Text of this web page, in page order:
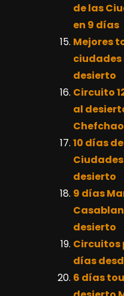
de las
en 9 días
Mejores
desierto
Circuito
al
10 días
desierto
9 días
desierto
Circuitos
días
6 días